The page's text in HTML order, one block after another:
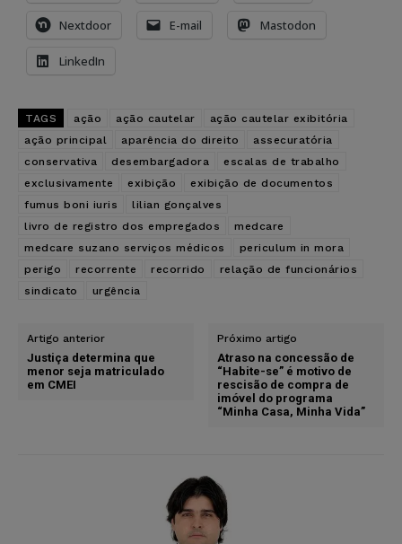
Nextdoor E-mail Mastodon
LinkedIn
TAGS ação ação cautelar
ação cautelar exibitória
ação principal
aparência do direito
assecuratória
conservativa
desembargadora
escalas de trabalho
exclusivamente
exibição
exibição de documentos
fumus boni iuris
lilian gonçalves
livro de registro dos empregados
medcare
medcare suzano serviços médicos
periculum in mora
perigo
recorrente recorrido
relação de funcionários
sindicato
urgência
Artigo anterior
Justiça determina que
menor seja matriculado
em CMEI
Próximo artigo
Atraso na concessão de
“Habite-se” é motivo de
rescisão de compra de
imóvel do programa
“Minha Casa, Minha Vida”